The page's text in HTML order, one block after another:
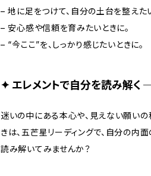
– 地に足をつけて、自分の土台を整えた
– 安心感や信頼を育みたいときに。
– “今ここ”を、しっかり感じたいときに。
✦ エレメントで自分を読み解く
迷いの中にある本心や、見えない願いの
きは、五芒星リーディングで、自分の内
読み解いてみませんか？